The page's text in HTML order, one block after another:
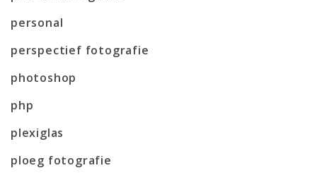
personal
perspectief fotografie
photoshop
php
plexiglas
ploeg fotografie